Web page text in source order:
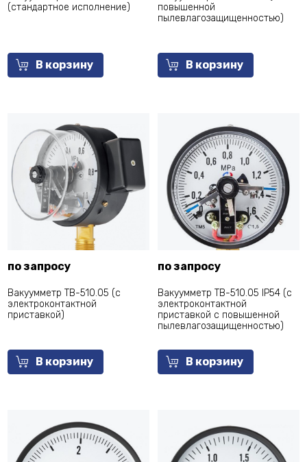
(cтандартное исполнение)
В корзину
повышенной
пылевлагозащищенностью)
В корзину
по запросу
Вакуумметр ТВ-510.05 (с
электроконтактной
приставкой)
В корзину
по запросу
Вакуумметр ТВ-510.05 IP54 (с
электроконтактной
приставкой с повышенной
пылевлагозащищенностью)
В корзину